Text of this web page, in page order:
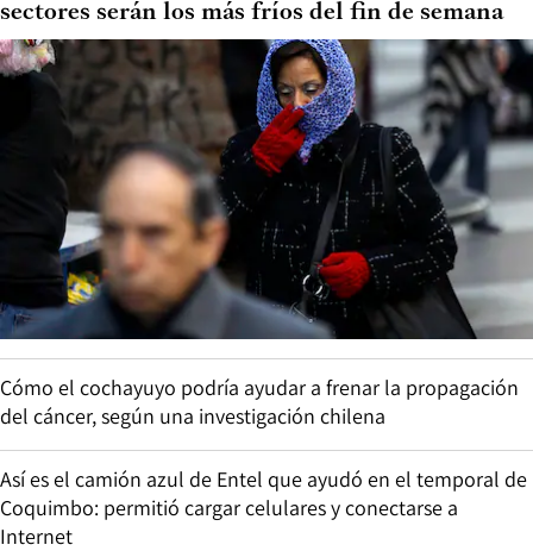
sectores serán los más fríos del fin de semana
Cómo el cochayuyo podría ayudar a frenar la propagación
del cáncer, según una investigación chilena
Así es el camión azul de Entel que ayudó en el temporal de
Coquimbo: permitió cargar celulares y conectarse a
Internet